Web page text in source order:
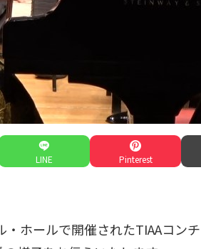
LINE Pinterest
ホールで開催されたTIAAコン